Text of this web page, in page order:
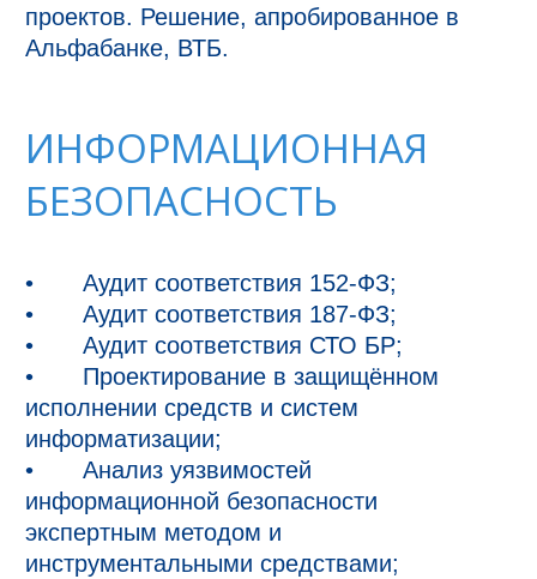
проектов. Решение, апробированное в
Альфабанке, ВТБ.
ИНФОРМАЦИОННАЯ
БЕЗОПАСНОСТЬ
•	Аудит соответствия 152-ФЗ;
•	Аудит соответствия 187-ФЗ;
•	Аудит соответствия СТО БР;
•	Проектирование в защищённом
исполнении средств и систем
информатизации;
•	Анализ уязвимостей
информационной безопасности
экспертным методом и
инструментальными средствами;